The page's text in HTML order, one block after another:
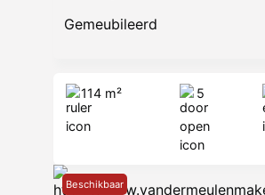
Gemeubileerd
114 m² 5
Beschikbaar